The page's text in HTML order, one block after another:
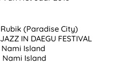
(Paradise City)
DAEGU FESTIVAL
Island
Island